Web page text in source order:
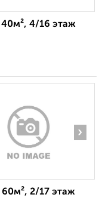
4/16 этаж
›
2/17 этаж